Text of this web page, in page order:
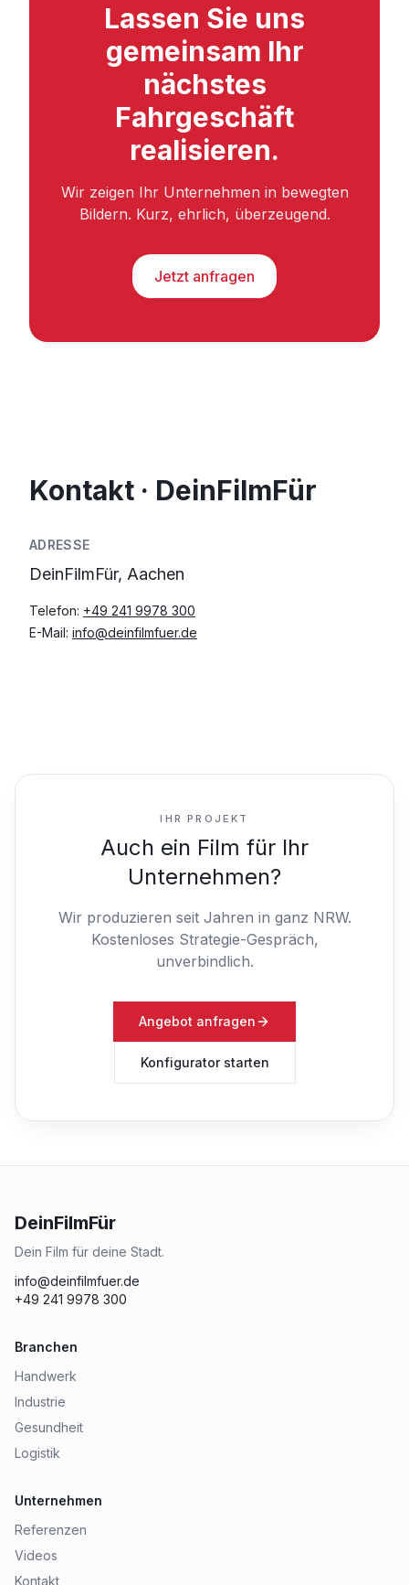
Lassen Sie uns
gemeinsam Ihr
nächstes
Fahrgeschäft
realisieren.
Wir zeigen Ihr Unternehmen in bewegten
Bildern. Kurz, ehrlich, überzeugend.
Jetzt anfragen
Kontakt · DeinFilmFür
ADRESSE
DeinFilmFür, Aachen
Telefon: +49 241 9978 300
E-Mail: info@deinfilmfuer.de
IHR PROJEKT
Auch ein Film für Ihr
Unternehmen?
Wir produzieren seit Jahren in ganz NRW.
Kostenloses Strategie-Gespräch,
unverbindlich.
Angebot anfragen
Konfigurator starten
DeinFilmFür
Dein Film für deine Stadt.
info@deinfilmfuer.de
+49 241 9978 300
Branchen
Handwerk
Industrie
Gesundheit
Logistik
Unternehmen
Referenzen
Videos
Kontakt